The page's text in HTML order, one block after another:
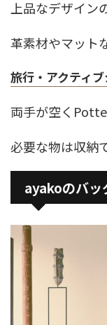
上品なデザイン
革素材やマット
旅行・アクティ
両手が空く
必要な物は収納
ayakoのバッ